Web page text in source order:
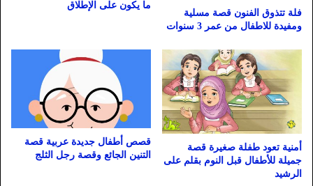
فلة تتذوق الفنون قصة مسلية
ومفيدة للاطفال من عمر 3 سنوات
ما يكون على الإطلاق
أمنية تعود طفلة صغيرة قصة
جميلة للأطفال قبل النوم بقلم على
الرشيد
قصص أطفال جديدة عربية قصة
التنين الجائع وقصة رجل الثلج